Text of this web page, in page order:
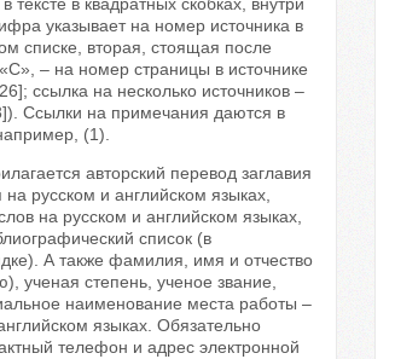
указывает на номер источника в
списке, вторая, стоящая после
– на номер страницы в источнике
ссылка на несколько источников –
Ссылки на примечания даются в
(1).
авторский перевод заглавия
на русском и английском языках,
на русском и английском языках,
список (в
А также фамилия, имя и отчество
ученая степень, ученое звание,
наименование места работы –
языках. Обязательно
телефон и адрес электронной